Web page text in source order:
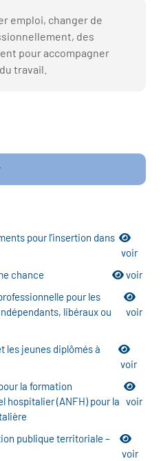
emploi, changer de
des
pour accompagner
travail.
pour l’insertion dans
voir
chance
voir
pour les
libéraux ou
voir
les jeunes diplômés à
voir
la formation
hospitalier (ANFH) pour la voir
publique territoriale –
voir